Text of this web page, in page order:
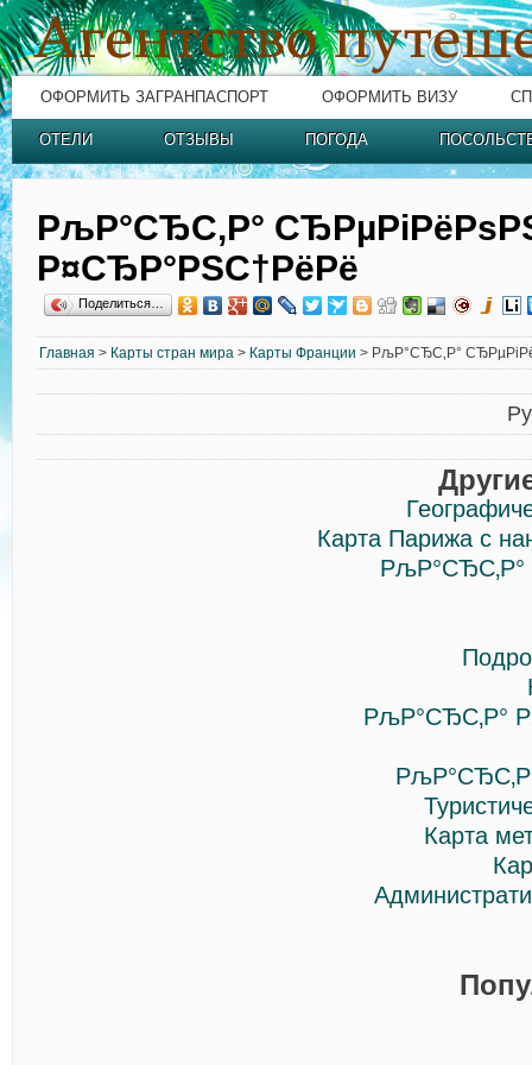
ОФОРМИТЬ ЗАГРАНПАСПОРТ ОФОРМИТЬ ВИЗУ
ОТЕЛИ ОТЗЫВЫ ПОГОДА
РљР°СЂС‚Р°
Р¤СЂР°РЅС†РёРё
Поделиться…
Главная > Карты стран мира > Карты Франции > РљР°СЂС‚Р°
Карта Парижа с
РљР°СЂС‚Р°
РљР°СЂС‚Р°
Карта